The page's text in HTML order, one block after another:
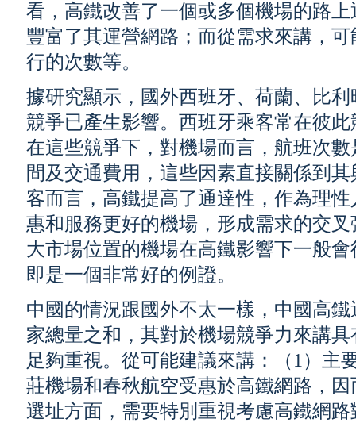
看，高鐵改善了一個或多個機場的路
豐富了其運營網路；而從需求來講，
行的次數等。
據研究顯示，國外西班牙、荷蘭、比
競爭已產生影響。西班牙乘客常在彼
在這些競爭下，對機場而言，航班次
間及交通費用，這些因素直接關係到
客而言，高鐵提高了通達性，作為理
惠和服務更好的機場，形成需求的交
大市場位置的機場在高鐵影響下一般
即是一個非常好的例證。
中國的情況跟國外不太一樣，中國高
家總量之和，其對於機場競爭力來講
足夠重視。從可能建議來講：（1）主
莊機場和春秋航空受惠於高鐵網路，
選址方面，需要特別重視考慮高鐵網